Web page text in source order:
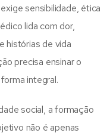
sensibilidade, ética
lida com dor,
histórias de vida
precisa ensinar o
integral.
social, a formação
não é apenas